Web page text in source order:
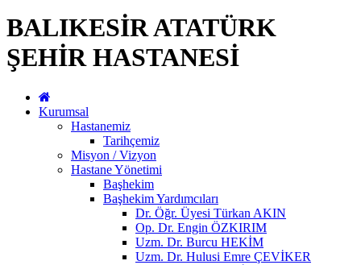
BALIKESİR ATATÜRK
ŞEHİR HASTANESİ
Kurumsal
Hastanemiz
Tarihçemiz
Misyon / Vizyon
Hastane Yönetimi
Başhekim
Başhekim Yardımcıları
Dr. Öğr. Üyesi Türkan AKIN
Op. Dr. Engin ÖZKIRIM
Uzm. Dr. Burcu HEKİM
Uzm. Dr. Hulusi Emre ÇEVİKER